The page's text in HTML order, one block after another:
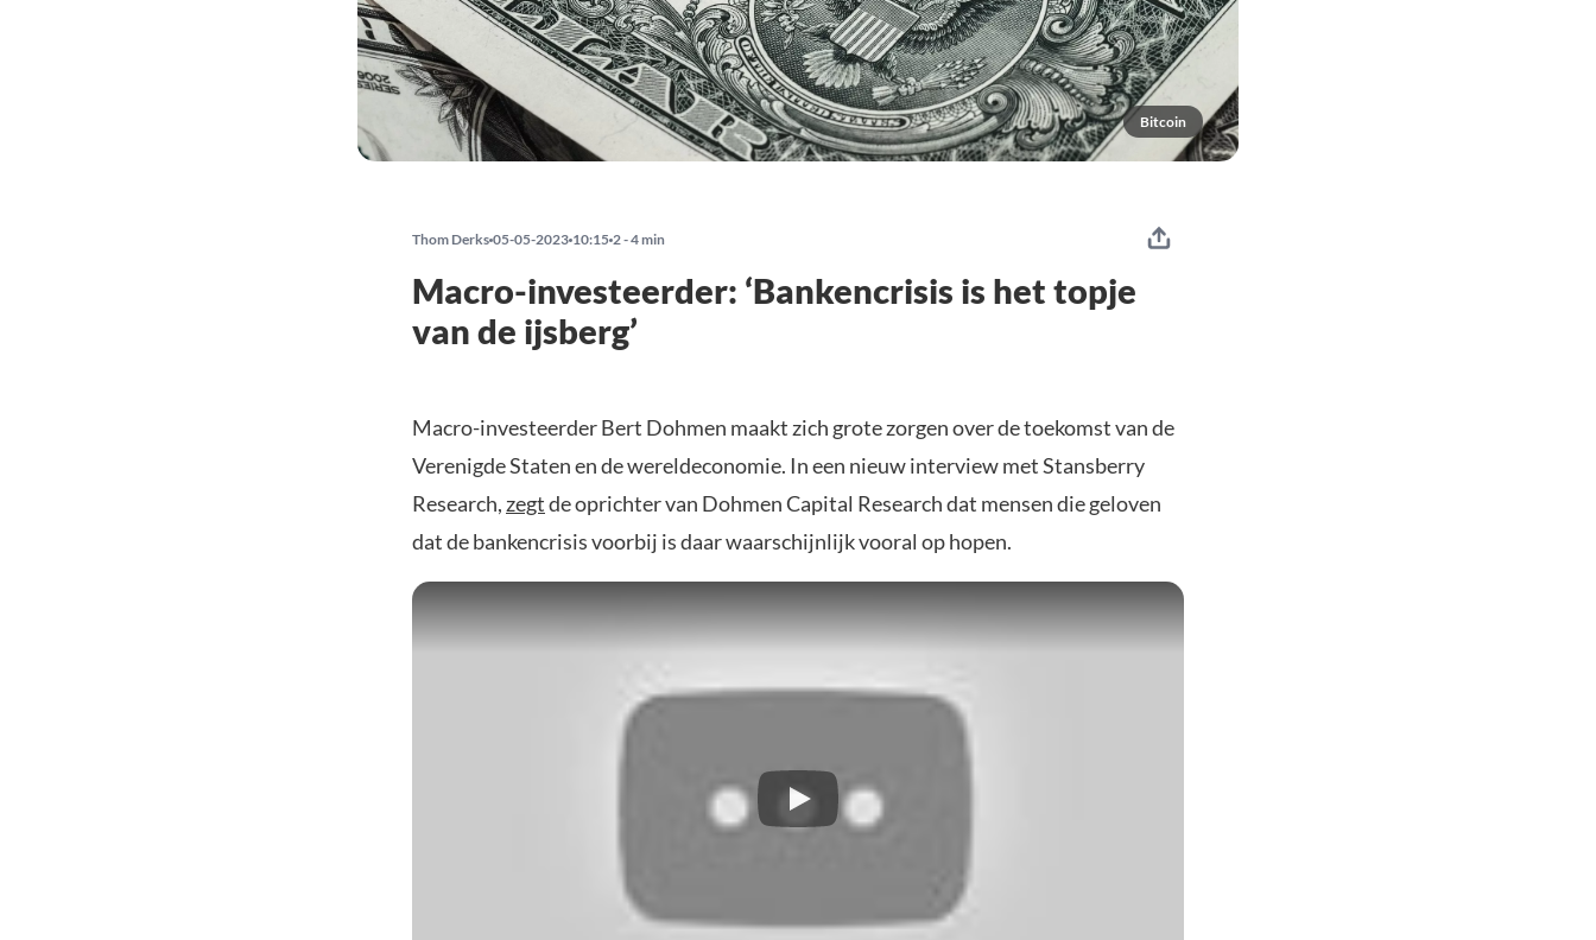
Bitcoin
Thom Derks 05-05-2023 10:15 2 - 4 min
Macro-investeerder: ‘Bankencrisis is het topje
van de ijsberg’
Macro-investeerder Bert Dohmen maakt zich grote zorgen over de toekomst van de
Verenigde Staten en de wereldeconomie. In een nieuw interview met Stansberry
Research, zegtde oprichter van Dohmen Capital Research dat mensen die geloven
dat de bankencrisis voorbij is daar waarschijnlijk vooral op hopen.